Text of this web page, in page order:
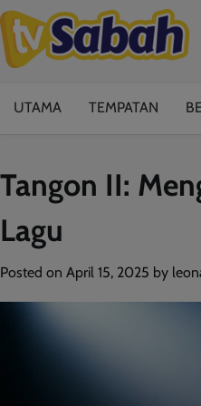
Skip
to
content
UTAMA TEMPATAN
Tangon II:
Lagu
Posted on April 15, 2025 by